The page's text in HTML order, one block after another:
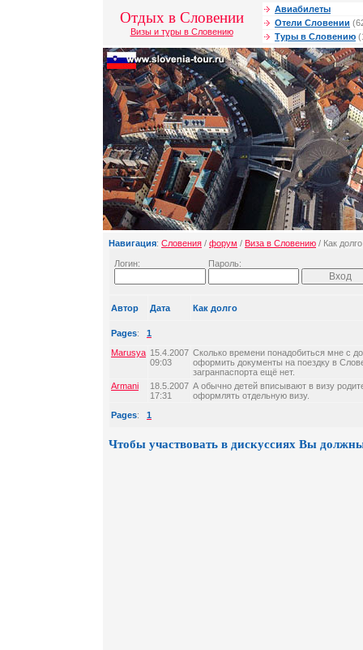
Отдых в Словении
Визы и туры в Словению
Авиабилеты
Отели Словении
Туры в Словению
Навигация: Словения / форум / Виза в Словению / Как долго
Логин: Пароль:
Автор Дата Как долго
Pages: 1
Marusya 15.4.2007
09:03
Сколько времени понадобиться мне с
оформить документы на поездку в
загранпаспорта ещё нет.
Armani
18.5.2007
17:31
А обычно детей вписывают в визу
оформлять отдельную визу.
Pages: 1
Чтобы участвовать в дискуссиях Вы